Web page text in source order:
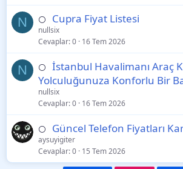
N ⚪ Cupra Fiyat Listesi
nullsix
Cevaplar 0 16 Tem 2026
N ⚪
İstanbul Havalimanı Araç
Yolculuğunuza Konforlu Bir
nullsix
Cevaplar 0 16 Tem 2026
⚪ Güncel Telefon Fiyatları
aysuyigiter
Cevaplar 0 15 Tem 2026